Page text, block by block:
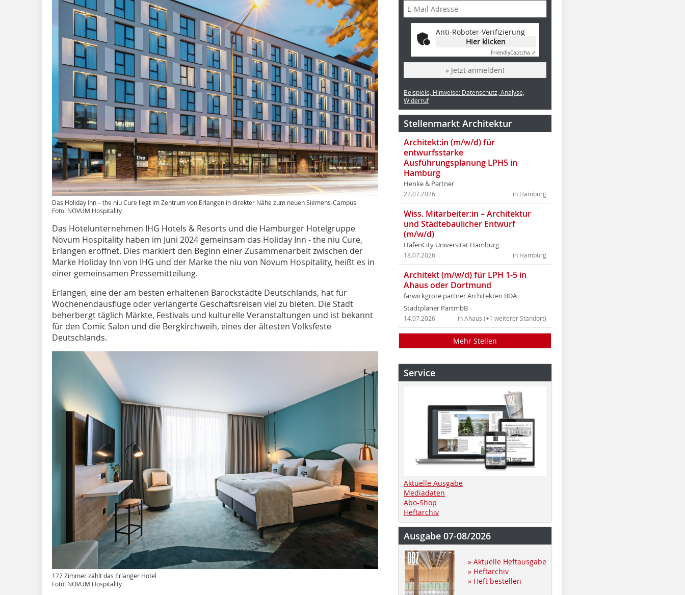
Das Holiday Inn – the niu Cure liegt im Zentrum von Erlangen in direkter Nähe zum neuen Siemens-Campus
Foto: NOVUM Hospitality
Das Hotelunternehmen IHG Hotels & Resorts und die Hamburger Hotelgruppe
Novum Hospitality haben im Juni 2024 gemeinsam das Holiday Inn - the niu Cure,
Erlangen eröffnet. Dies markiert den Beginn einer Zusammenarbeit zwischen der
Marke Holiday Inn von IHG und der Marke the niu von Novum Hospitality, heißt es in
einer gemeinsamen Pressemitteilung.
Erlangen, eine der am besten erhaltenen Barockstädte Deutschlands, hat für
Wochenendaus­flüge oder verlängerte Geschäftsreisen viel zu ­bieten. Die Stadt
beherbergt täglich Märkte, Festivals und kulturelle Veranstaltungen und ist bekannt
für den Comic Salon und die Bergkirchweih, eines der ältesten Volksfeste
Deutschlands.
177 Zimmer zählt das Erlanger Hotel
Foto: NOVUM Hospitality
Anti-Roboter-Verifizierung
Hier klicken
FriendlyCaptcha ⇗
» Jetzt anmelden!
Beispiele, Hinweise: Datenschutz, Analyse,
Widerruf
Stellenmarkt Architektur
Architekt:in (m/w/d) für
entwurfsstarke
Ausführungsplanung LPH5 in
Hamburg
Henke & Partner
in Hamburg
22.07.2026
Wiss. Mitarbeiter:in – Architektur
und Städtebaulicher Entwurf
(m/w/d)
HafenCity Universität Hamburg
in Hamburg
18.07.2026
Architekt (m/w/d) für LPH 1-5 in
Ahaus oder Dortmund
farwickgrote partner Architekten BDA
Stadtplaner PartmbB
in Ahaus (+1 weiterer Standort)
14.07.2026
Mehr Stellen
Service
Aktuelle Ausgabe
Mediadaten
Abo-Shop
Heftarchiv
Ausgabe 07-08/2026
» Aktuelle Heftausgabe
» Heftarchiv
» Heft bestellen